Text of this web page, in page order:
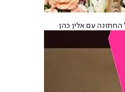
החתונה עם אלין כהן